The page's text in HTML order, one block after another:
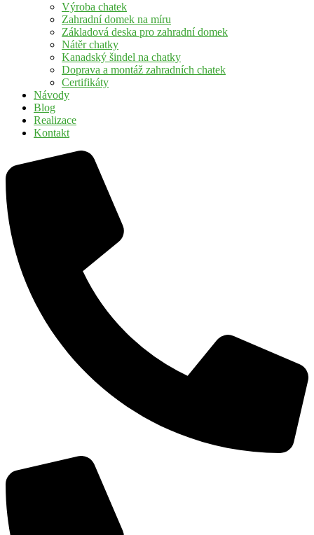
Výroba chatek
Zahradní domek na míru
Základová deska pro zahradní domek
Nátěr chatky
Kanadský šindel na chatky
Doprava a montáž zahradních chatek
Certifikáty
Návody
Blog
Realizace
Kontakt